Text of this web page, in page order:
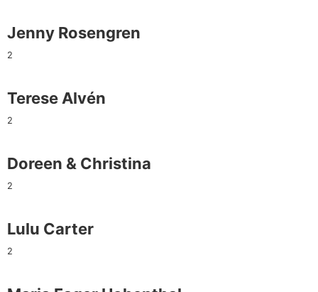
Jenny Rosengren
2
Terese Alvén
2
Doreen & Christina
2
Lulu Carter
2